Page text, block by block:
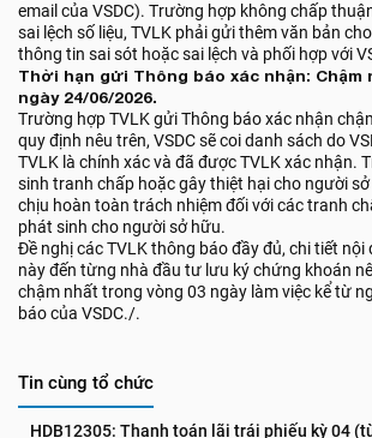
email của VSDC). Trường hợp không chấp
sai lệch số liệu, TVLK phải gửi thêm văn bản
thông tin sai sót hoặc sai lệch và phối hợp với
Thời hạn gửi Thông báo xác nhận: Chậm
ngày 24/06/2026.
Trường hợp TVLK gửi Thông báo xác nhận
quy định nêu trên, VSDC sẽ coi danh sách do
TVLK là chính xác và đã được TVLK xác nhận.
sinh tranh chấp hoặc gây thiệt hại cho người
chịu hoàn toàn trách nhiệm đối với các tranh
phát sinh cho người sở hữu.
Đề nghị các TVLK thông báo đầy đủ, chi tiết
này đến từng nhà đầu tư lưu ký chứng khoán
chậm nhất trong vòng 03 ngày làm việc kể từ
báo của VSDC./.
Tin cùng tổ chức
HDB12305: Thanh toán lãi trái phiếu kỳ 04